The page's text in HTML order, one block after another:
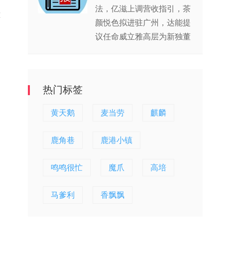
法，亿滋上调营收指引，茶
颜悦色拟进驻广州，达能提
议任命威立雅高层为新独董
热门标签
黄天鹅 麦当劳 麒麟
鹿角巷 鹿港小镇
鸣鸣很忙 魔爪 高培
马爹利 香飘飘